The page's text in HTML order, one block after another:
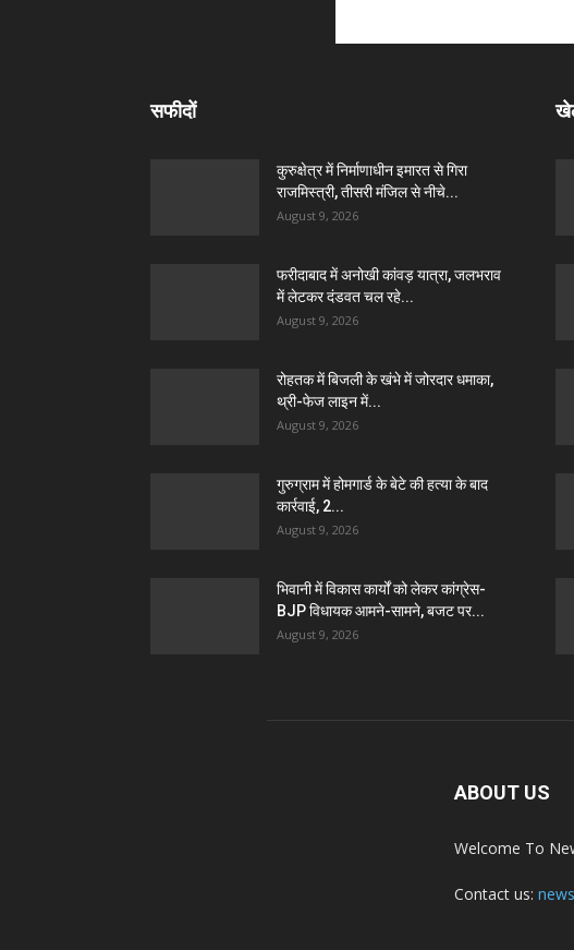
सफीदों
कुरुक्षेत्र में निर्माणाधीन इमारत से गिरा
राजमिस्त्री, तीसरी मंजिल से नीचे...
August 9, 2026
फरीदाबाद में अनोखी कांवड़ यात्रा, जलभराव
में लेटकर दंडवत चल रहे...
August 9, 2026
रोहतक में बिजली के खंभे में जोरदार धमाका,
थ्री-फेज लाइन में...
August 9, 2026
गुरुग्राम में होमगार्ड के बेटे की हत्या के बाद
कार्रवाई, 2...
August 9, 2026
भिवानी में विकास कार्यों को लेकर कांग्रेस-
BJP विधायक आमने-सामने, बजट पर...
August 9, 2026
ABOUT US
Welcome To
Contact us: